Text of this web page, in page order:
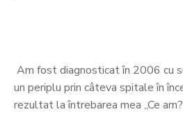
Am fost diagnosticat în 2006 cu
un periplu prin câteva spitale în
rezultat la întrebarea mea „Ce